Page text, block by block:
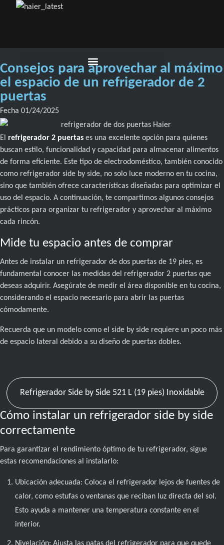
Consejos para aprovechar al máximo
el espacio de un refrigerador de 2
puertas
Fecha 01/24/2025
El refrigerador 2 puertas es una excelente opción para quienes
buscan estilo, funcionalidad y capacidad para almacenar alimentos
de forma eficiente. Este tipo de electrodoméstico, también conocido
como refrigerador side by side, no solo luce moderno en tu cocina,
sino que también ofrece características diseñadas para optimizar el
uso del espacio. A continuación, te compartimos algunos consejos
prácticos para organizar tu refrigerador y aprovechar al máximo
cada rincón.
Mide tu espacio antes de comprar
Antes de instalar un refrigerador de dos puertas de 19 pies, es
fundamental conocer las medidas del refrigerador 2 puertas que
deseas adquirir. Asegúrate de medir el área disponible en tu cocina,
considerando el espacio necesario para abrir las puertas
cómodamente.
Recuerda que un modelo como el side by side requiere un poco más
de espacio lateral debido a su diseño de puertas dobles.
Refrigerador Side by Side 521 L (19 pies) Inoxidable
Cómo instalar un refrigerador side by side
correctamente
Para garantizar el rendimiento óptimo de tu refrigerador, sigue
estas recomendaciones al instalarlo:
Ubicación adecuada: Coloca el refrigerador lejos de fuentes de
calor, como estufas o ventanas que reciban luz directa del sol.
Esto ayuda a mantener una temperatura constante en el
interior.